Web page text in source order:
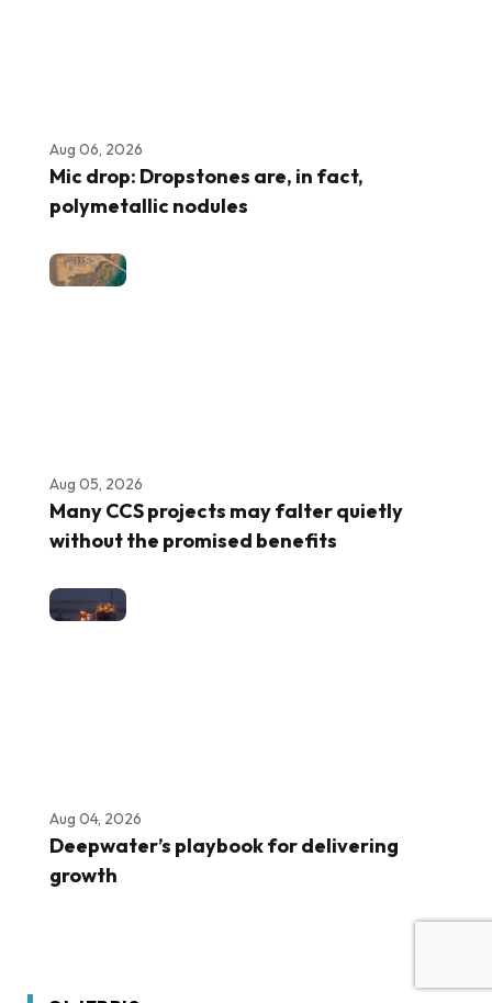
Aug 06, 2026
Mic drop: Dropstones are, in fact,
polymetallic nodules
Aug 05, 2026
Many CCS projects may falter quietly
without the promised benefits
Aug 04, 2026
Deepwater’s playbook for delivering
growth